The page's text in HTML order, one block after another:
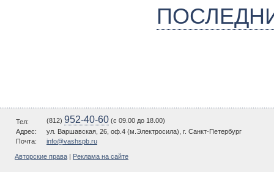
Тел: (812) 952-40-60 (c 09.00 до 18.00)
Адрес:
ул. Варшавская, 26, оф.4 (м.Электросила), г. Санкт-Петербург
Почта:
info@vashspb.ru
Авторские права Реклама на сайте